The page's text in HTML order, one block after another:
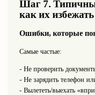
Шаг 7.
как их избежать
Ошибки, которые
Самые частые:
- Не проверить
- Не зарядить телефон
- Вылететь/выехать